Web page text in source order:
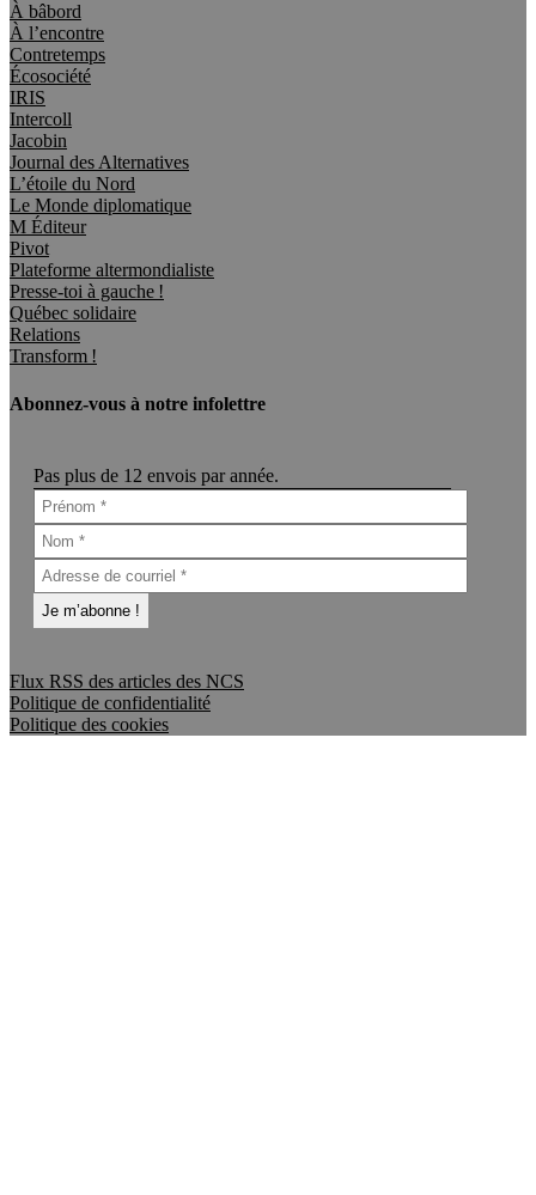
À bâbord
À l’encontre
Contretemps
Écosociété
IRIS
Intercoll
Jacobin
Journal des Alternatives
L’étoile du Nord
Le Monde diplomatique
M Éditeur
Pivot
Plateforme altermondialiste
Presse-toi à gauche !
Québec solidaire
Relations
Transform !
Abonnez-vous à notre infolettre
Pas plus de 12 envois par année.
Flux RSS des articles des NCS
Politique de confidentialité
Politique des cookies